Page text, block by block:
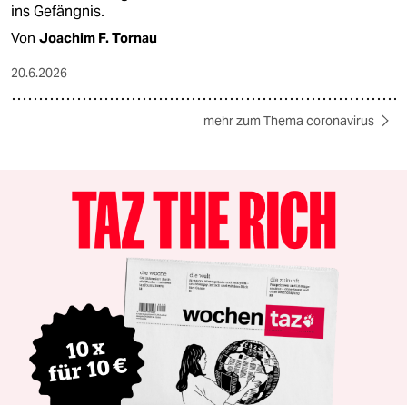
ins Gefängnis.
Von Joachim F. Tornau
20.6.2026
mehr zum Thema coronavirus